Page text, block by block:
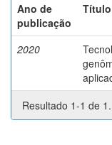
Ano de
publicação
Título
2020
Resultado 1-1 de 1.